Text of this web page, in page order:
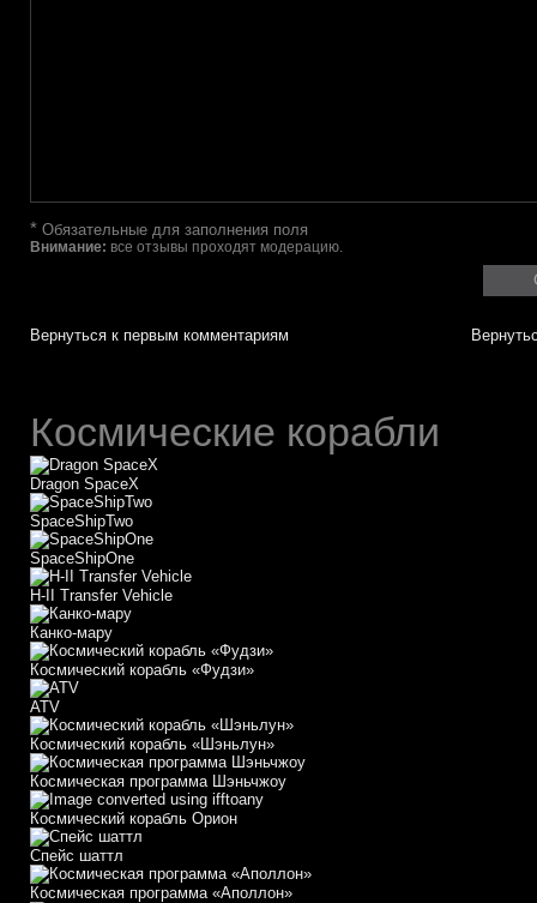
* Обязательные для заполнения поля
Внимание: все отзывы проходят модерацию.
Вернуться к первым комментариям
Космические корабли
Dragon SpaceX
SpaceShipTwo
SpaceShipOne
H-II Transfer Vehicle
Канко-мару
Космический корабль «Фудзи»
АТV
Космический корабль «Шэньлун»
Космическая программа Шэньчжоу
Космический корабль Орион
Спейс шаттл
Космическая программа «Аполлон»